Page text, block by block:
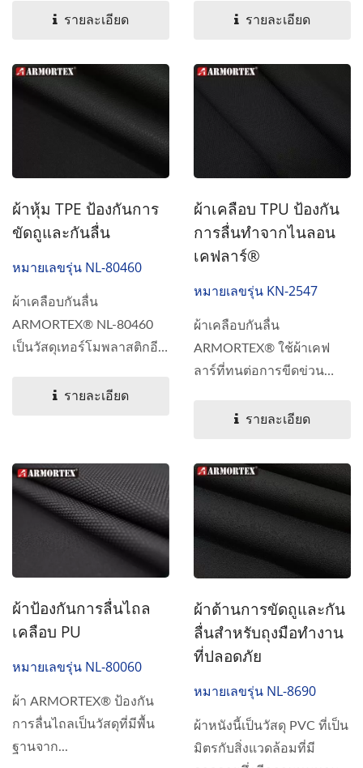
รายละเอียด
ประสิทธิภาพสูง...
รายละเอียด
ผ้าหุ้ม TPE ป้องกันการ
ขัดถูและกันลื่น
หมายเลขรุ่น NL-80460
ผ้าเคลือบกันลื่น
ARMORTEX® NL-80460
เป็นวัสดุเทอร์โมพลาสติกอี
รายละเอียด
ผ้าเคลือบ TPU ป้องกัน
การลื่นทำจากไนลอน
เคฟลาร์®
หมายเลขรุ่น KN-2547
ผ้าเคลือบกันลื่น
ARMORTEX® ใช้ผ้าเคฟ
ลาร์ที่ทนต่อการขีดข่วน
รายละเอียด
ผ้าป้องกันการลื่นไถล
เคลือบ PU
หมายเลขรุ่น NL-80060
ผ้า ARMORTEX® ป้องกัน
การลื่นไถลเป็นวัสดุที่มีพื้น
ฐานจาก...
ผ้าต้านการขัดถูและกัน
ลื่นสำหรับถุงมือทำงาน
ที่ปลอดภัย
หมายเลขรุ่น NL-8690
ผ้าหนังนี้เป็นวัสดุ PVC ที่เป็น
มิตรกับสิ่งแวดล้อมที่มี